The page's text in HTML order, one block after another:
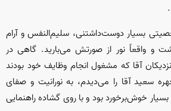
بسیار دوست‌داشتنی، سلیم‌النفس و آرام
و واقعاً نور از صورتش می‌بارید. گاهی در
آقا که مشغول انجام وظایف خود بودند
سعید آقا را می‌دیدم، به نورانیت و صفای
خوش‌برخورد بود و با روی گشاده راهنمایی